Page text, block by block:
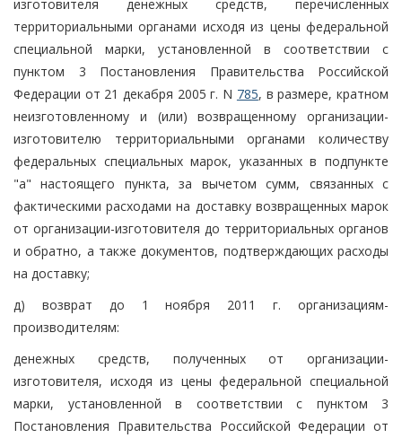
изготовителя денежных средств, перечисленных
территориальными органами исходя из цены федеральной
специальной марки, установленной в соответствии с
пунктом 3 Постановления Правительства Российской
Федерации от 21 декабря 2005 г. N 785, в размере, кратном
неизготовленному и (или) возвращенному организации-
изготовителю территориальными органами количеству
федеральных специальных марок, указанных в подпункте
"а" настоящего пункта, за вычетом сумм, связанных с
фактическими расходами на доставку возвращенных марок
от организации-изготовителя до территориальных органов
и обратно, а также документов, подтверждающих расходы
на доставку;
д) возврат до 1 ноября 2011 г. организациям-
производителям:
денежных средств, полученных от организации-
изготовителя, исходя из цены федеральной специальной
марки, установленной в соответствии с пунктом 3
Постановления Правительства Российской Федерации от